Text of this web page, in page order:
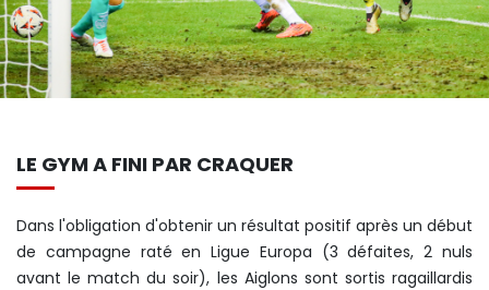
LE GYM A FINI PAR CRAQUER
Dans l'obligation d'obtenir un résultat positif après un début
de campagne raté en Ligue Europa (3 défaites, 2 nuls
avant le match du soir), les Aiglons sont sortis ragaillardis